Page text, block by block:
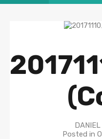
Posted in